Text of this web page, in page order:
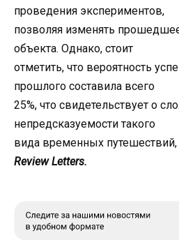
проведения экспериментов,
позволяя изменять
объекта. Однако, стоит
отметить, что вероятность
прошлого составила всего
25%, что свидетельствует о
непредсказуемости такого
вида временных путешествий,
Review Letters.